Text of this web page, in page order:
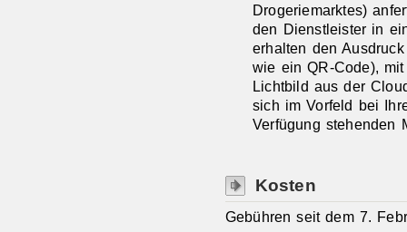
Drogeriemarktes)
den Dienstleister in
erhalten den
wie ein QR-Code),
Lichtbild aus der
sich im Vorfeld bei
Verfügung stehenden
Kosten
Gebühren seit dem 7.